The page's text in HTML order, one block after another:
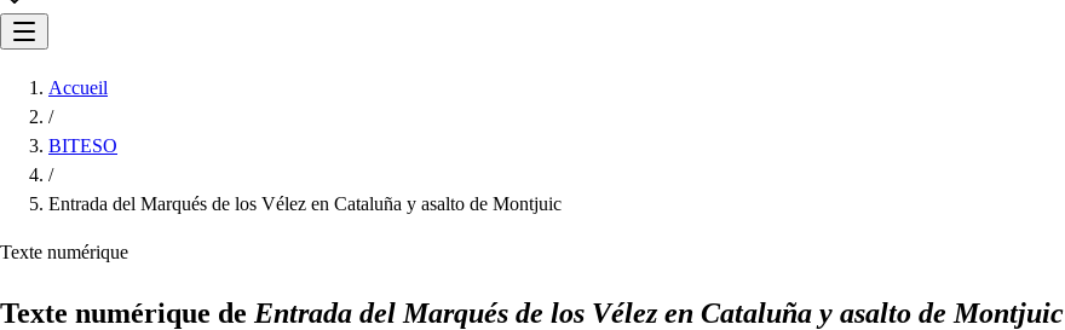
Accueil
/
BITESO
/
Entrada del Marqués de los Vélez en Cataluña y asalto de Montjuic
Texte numérique
Texte numérique de Entrada del Marqués de los Vélez en Cataluña y asalto de Montjuic